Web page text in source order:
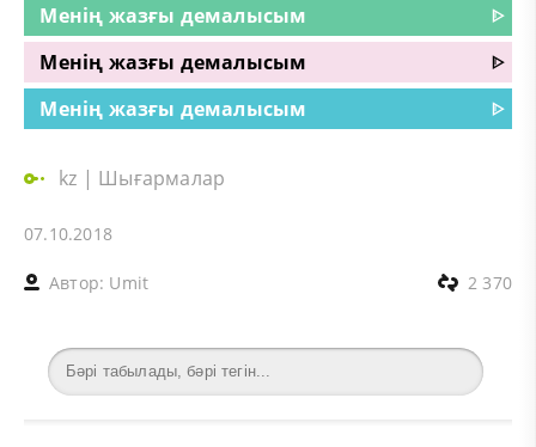
Менің жазғы демалысым
ᐈ
Менің жазғы демалысым
ᐈ
Менің жазғы демалысым
ᐈ
kz | Шығармалар
07.10.2018
Автор: Umit 2 370